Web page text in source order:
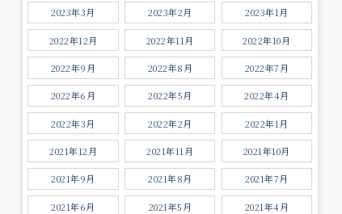
2023年3月 2023年2月 2023年1月
2022年12月 2022年11月 2022年10月
2022年9月 2022年8月 2022年7月
2022年6月 2022年5月 2022年4月
2022年3月 2022年2月 2022年1月
2021年12月 2021年11月 2021年10月
2021年9月 2021年8月 2021年7月
2021年6月 2021年5月 2021年4月